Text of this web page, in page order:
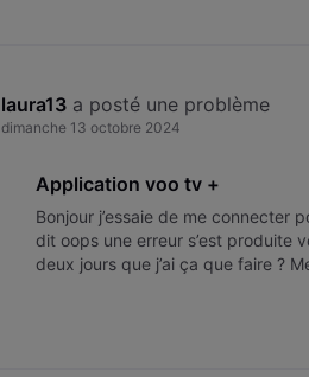
laura13 a posté une problème
dimanche 13 octobre 2024
Application voo tv +
Bonjour j’essaie de me connecter
dit oops une erreur s’est produite
deux jours que j’ai ça que faire ?